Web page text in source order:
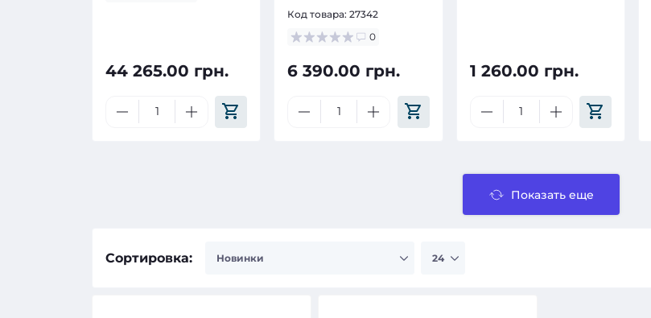
44 265.00 грн.
Код товара:27342
0
6 390.00 грн. 1 260.00 грн.
Показать еще
Сортировка: